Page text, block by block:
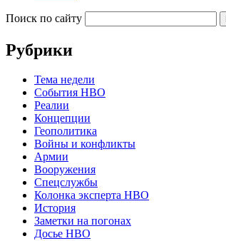
Поиск по сайту
Рубрики
Тема недели
События НВО
Реалии
Концепции
Геополитика
Войны и конфликты
Армии
Вооружения
Спецслужбы
Колонка эксперта НВО
История
Заметки на погонах
Досье НВО